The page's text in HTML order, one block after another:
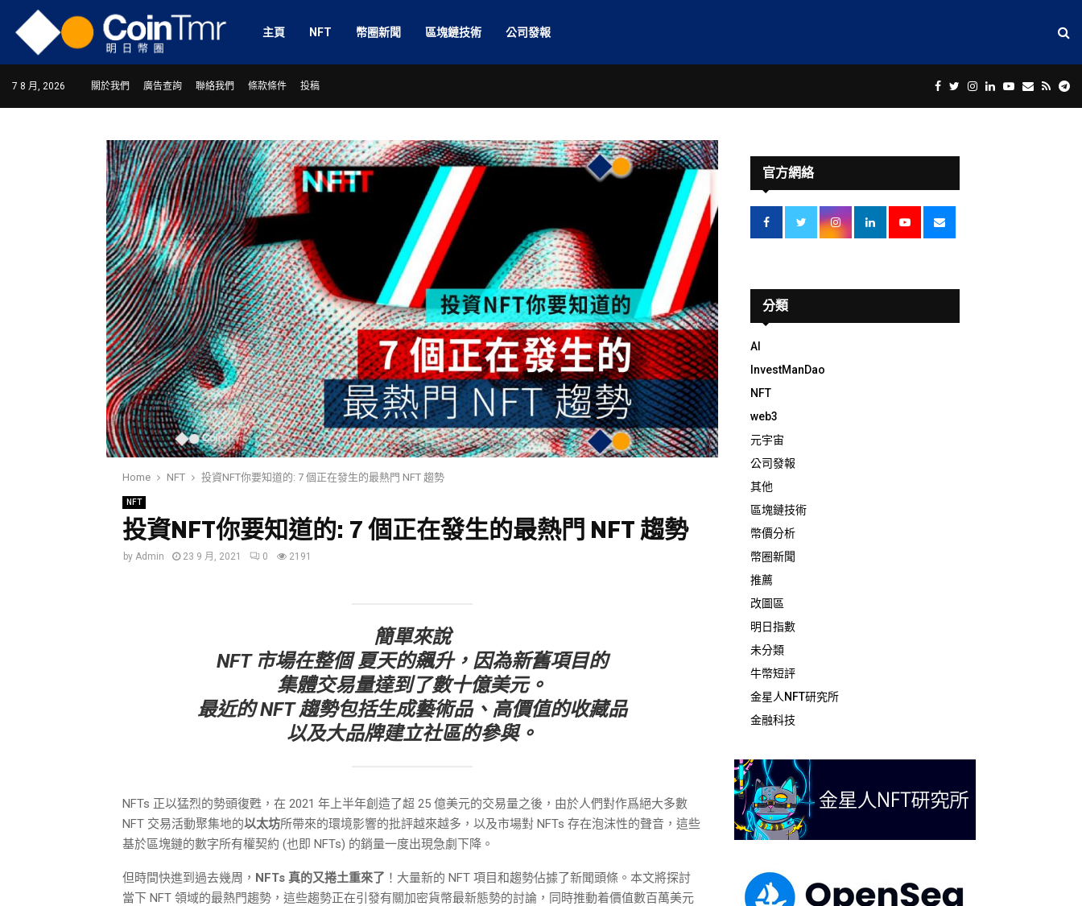
主頁 NFT 幣圈新聞 區塊鏈技術 公司發報
7 8 月, 2026 關於我們 廣告查詢 聯絡我們 條款條件 投稿 Facebook
Twitter
Instagram
LinkedinYoutube
Email
Rss
Home NFT 投資NFT你要知道的: 7 個正在發生的最熱門 NFT 趨勢
NFT
投資NFT你要知道的: 7 個正在發生的最熱門 NFT 趨勢
by Admin 23 9 月, 2021 0 2191
簡單來說
NFT 市場在整個 夏天的飆升，因為新舊項目的
集體交易量達到了數十億美元。
最近的 NFT 趨勢包括生成藝術品、高價值的收藏品
以及大品牌建立社區的參與。
NFTs 正以猛烈的勢頭復甦，在 2021 年上半年創造了超 25 億美元的交易量之後，由於人們對作爲絕大多數
NFT 交易活動聚集地的以太坊所帶來的環境影響的批評越來越多，以及市場對 NFTs 存在泡沫性的聲音，這些
基於區塊鏈的數字所有權契約 (也即 NFTs) 的銷量一度出現急劇下降。
但時間快進到過去幾周， NFTs 真的又捲土重來了 ！大量新的 NFT 項目和趨勢佔據了新聞頭條。本文將探討
當下 NFT 領域的最熱門趨勢，這些趨勢正在引發有關加密貨幣最新態勢的討論，同時推動着價值數百萬美元
官方網絡
分類
AI
InvestManDao
NFT
web3
元宇宙
公司發報
其他
區塊鏈技術
幣價分析
幣圈新聞
推薦
改圖區
明日指數
未分類
牛幣短評
金星人NFT研究所
金融科技